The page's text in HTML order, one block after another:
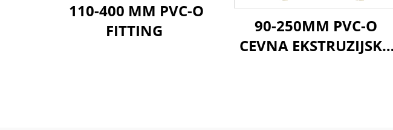
110-400 MM PVC-O
FITTING
90-250MM PVC-O
CEVNA EKSTRUZIJSKA